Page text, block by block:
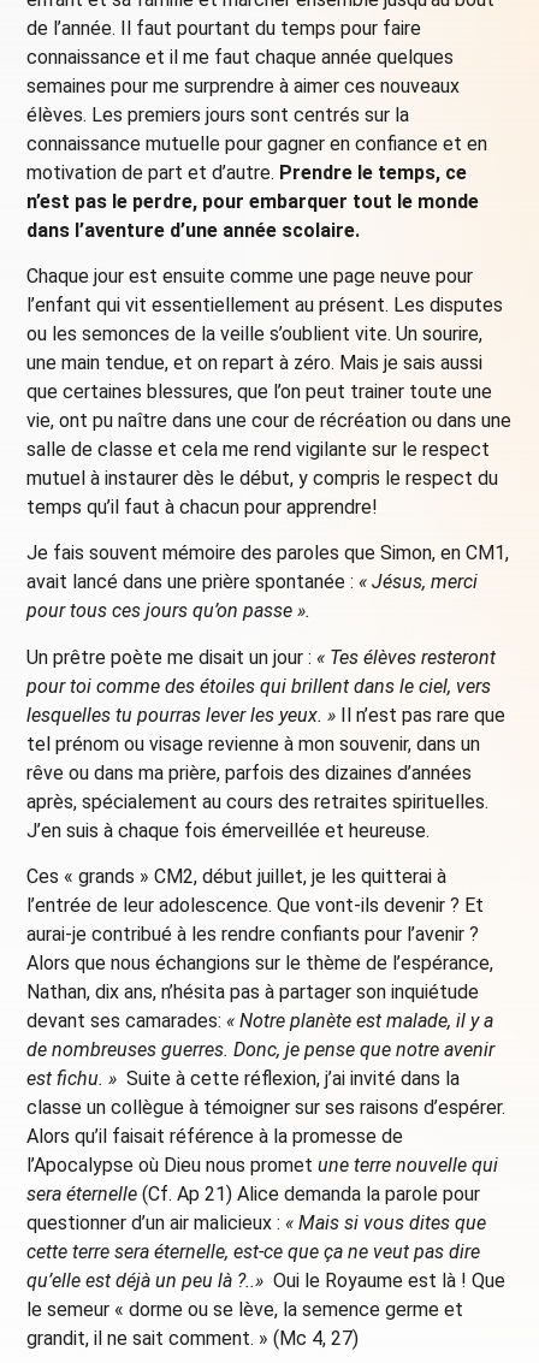
de l’année. Il faut pourtant du temps pour faire
connaissance et il me faut chaque année quelques
semaines pour me surprendre à aimer ces nouveaux
élèves. Les premiers jours sont centrés sur la
connaissance mutuelle pour gagner en confiance et en
motivation de part et d’autre. Prendre le temps, ce
n’est pas le perdre, pour embarquer tout le monde
dans l’aventure d’une année scolaire.
Chaque jour est ensuite comme une page neuve pour
l’enfant qui vit essentiellement au présent. Les disputes
ou les semonces de la veille s’oublient vite. Un sourire,
une main tendue, et on repart à zéro. Mais je sais aussi
que certaines blessures, que l’on peut trainer toute une
vie, ont pu naître dans une cour de récréation ou dans une
salle de classe et cela me rend vigilante sur le respect
mutuel à instaurer dès le début, y compris le respect du
temps qu’il faut à chacun pour apprendre!
Je fais souvent mémoire des paroles que Simon, en CM1,
avait lancé dans une prière spontanée :« Jésus, merci
pour tous ces jours qu’on passe ».
Un prêtre poète me disait un jour :« Tes élèves resteront
pour toi comme des étoiles qui brillent dans le ciel, vers
lesquelles tu pourras lever les yeux. » Il n’est pas rare que
tel prénom ou visage revienne à mon souvenir, dans un
rêve ou dans ma prière, parfois des dizaines d’années
après, spécialement au cours des retraites spirituelles.
J’en suis à chaque fois émerveillée et heureuse.
Ces « grands » CM2, début juillet, je les quitterai à
l’entrée de leur adolescence. Que vont-ils devenir ? Et
aurai-je contribué à les rendre confiants pour l’avenir ?
Alors que nous échangions sur le thème de l’espérance,
Nathan, dix ans, n’hésita pas à partager son inquiétude
devant ses camarades:« Notre planète est malade, il y a
de nombreuses guerres. Donc, je pense que notre avenir
est fichu. »Suite à cette réflexion, j’ai invité dans la
classe un collègue à témoigner sur ses raisons d’espérer.
Alors qu’il faisait référence à la promesse de
l’Apocalypse où Dieu nous prometune terre nouvelle qui
sera éternelle (Cf. Ap 21) Alice demanda la parole pour
questionner d’un air malicieux :« Mais si vous dites que
cette terre sera éternelle, est-ce que ça ne veut pas dire
qu’elle est déjà un peu là ?..» Oui le Royaume est là ! Que
le semeur « dorme ou se lève, la semence germe et
grandit, il ne sait comment. » (Mc 4, 27)